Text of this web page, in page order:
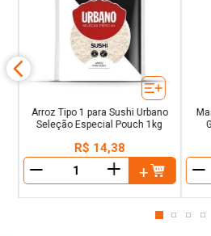
Arroz Tipo 1 para Sushi Urbano
Seleção Especial Pouch 1kg
R$ 14,38
＋